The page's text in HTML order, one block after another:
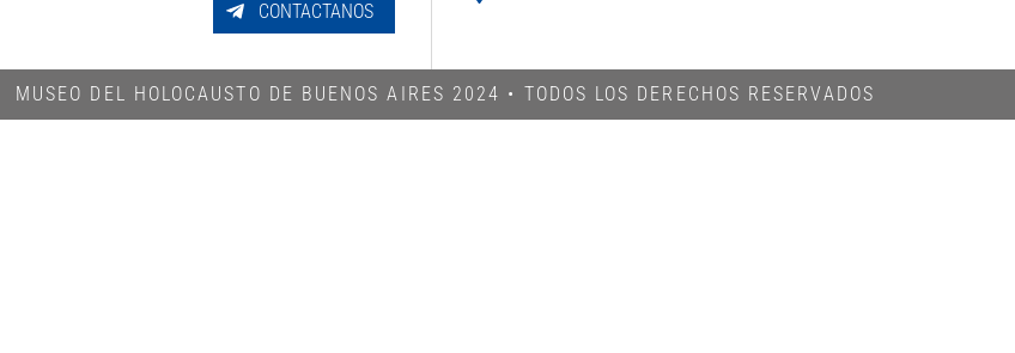
CONTACTANOS
MUSEO DEL HOLOCAUSTO DE BUENOS AIRES 2024​ • TODOS LOS DERECHOS RESERVADOS